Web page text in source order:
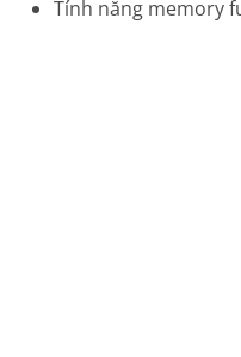
Tính năng memory